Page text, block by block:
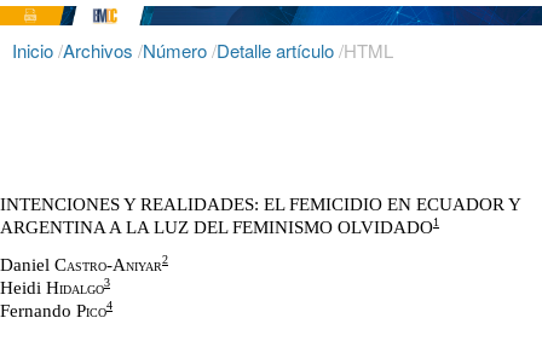
Inicio/Archivos /Número/Detalle artículo/HTML